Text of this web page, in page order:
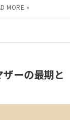
ーの最期と